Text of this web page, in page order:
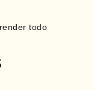
todo